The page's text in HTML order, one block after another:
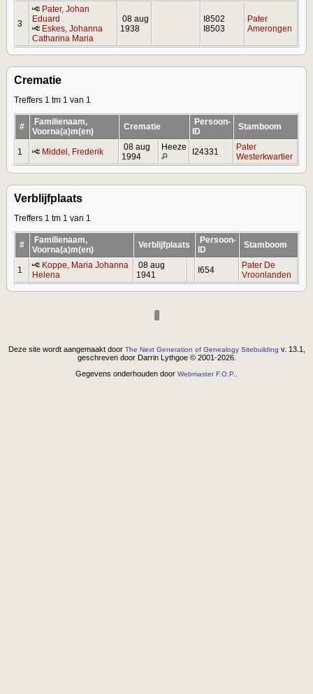
3
Pater, Johan
Eduard
Eskes, Johanna
Catharina Maria
08 aug
1938
I8502
I8503
Pater
Amerongen
Crematie
Treffers 1 tm 1 van 1
#
Familienaam,
Voorna(a)m(en)
Crematie
Persoon-
ID
Stamboom
1 Middel, Frederik
08 aug
1994
Heeze I24331
Pater
Westerkwartier
Verblijfplaats
Treffers 1 tm 1 van 1
#
Familienaam,
Voorna(a)m(en)
Verblijfplaats
Persoon-
ID
Stamboom
1
Koppe, Maria Johanna
Helena
08 aug
1941
I654
Pater De
Vroonlanden
Deze site wordt aangemaakt door The Next Generation of Genealogy Sitebuilding v. 13.1,
geschreven door Darrin Lythgoe © 2001-2026.
Gegevens onderhouden door Webmaster F.O.P.